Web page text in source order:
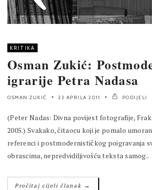
KRITIKA
Osman Zukić:
igrarije Petra Nadasa
OSMAN ZUKIĆ 23 APRILA 2011 PODIJELI
(Peter Nadas: Divna povijest fotografije,
2005.) Svakako, čitaocu koji je pomalo
referenci i postmodernističkog poigravanja
obrascima, nepredvidiljivošću teksta samog..
Pročitaj cijeli članak →